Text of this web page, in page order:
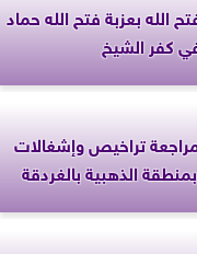
الله بعزبة فتح الله حماد
كفر الشيخ
تراخيص وإشغالات
الذهبية بالغردقة